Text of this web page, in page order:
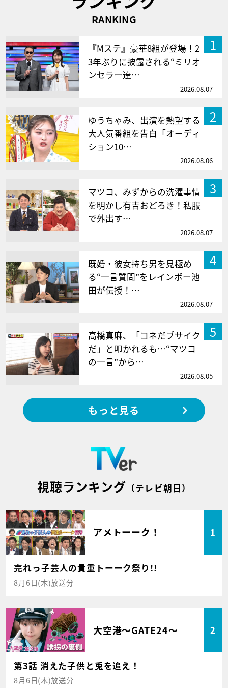
RANKING
1
『Mステ』豪華8組が登場！2
3年ぶりに披露される“ミリオ
ンセラー達…
2026.08.07
2
ゆうちゃみ、出演を熱望する
大人気番組を告白「オーディ
ション10…
2026.08.06
3
マツコ、みずからの洗濯事情
を明かし有吉おどろき！私服
で外出す…
2026.08.07
4
既婚・彼女持ち男を見極め
る“一言質問”をレインボー池
田が伝授！…
2026.08.07
5
高橋真麻、「コネだブサイク
だ」と叩かれるも…“マツコ
の一言”から…
2026.08.05
もっと見る
視聴ランキング （テレビ朝日）
アメトーーク！ 1
売れっ子芸人の貴重トーーク祭り!!
8月6日(木)放送分
大空港～GATE24～ 2
第3話 消えた子供と兎を追え！
8月6日(木)放送分